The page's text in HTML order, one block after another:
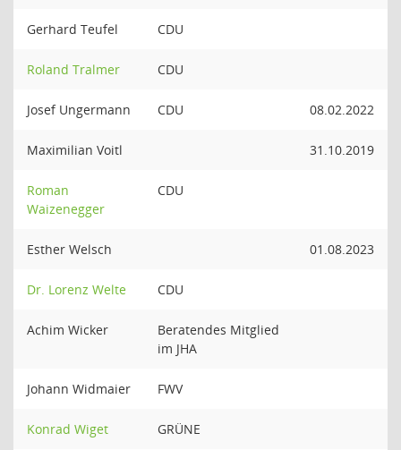
Gerhard Teufel CDU
Roland Tralmer CDU
Josef Ungermann CDU 08.02.2022
Maximilian Voitl 31.10.2019
Roman
Waizenegger
CDU
Esther Welsch 01.08.2023
Dr. Lorenz Welte CDU
Achim Wicker
Beratendes Mitglied
im JHA
Johann Widmaier FWV
Konrad Wiget GRÜNE